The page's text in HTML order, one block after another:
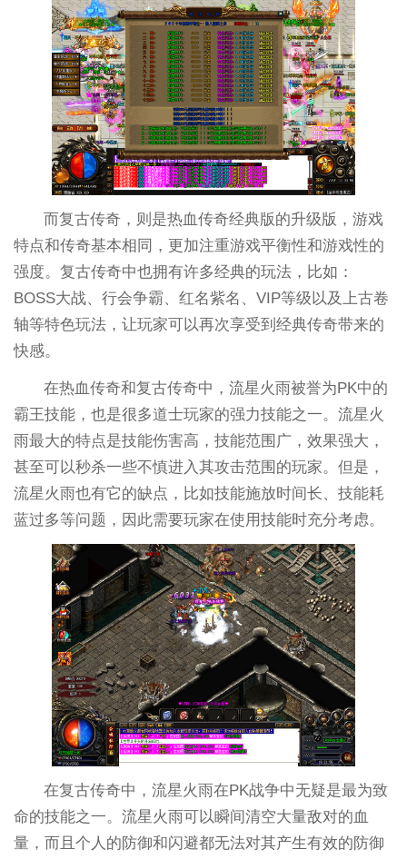
而复古传奇，则是热血传奇经典版的升级版，游戏
特点和传奇基本相同，更加注重游戏平衡性和游戏性的
强度。复古传奇中也拥有许多经典的玩法，比如：
BOSS大战、行会争霸、红名紫名、VIP等级以及上古卷
轴等特色玩法，让玩家可以再次享受到经典传奇带来的
快感。
在热血传奇和复古传奇中，流星火雨被誉为PK中的
霸王技能，也是很多道士玩家的强力技能之一。流星火
雨最大的特点是技能伤害高，技能范围广，效果强大，
甚至可以秒杀一些不慎进入其攻击范围的玩家。但是，
流星火雨也有它的缺点，比如技能施放时间长、技能耗
蓝过多等问题，因此需要玩家在使用技能时充分考虑。
在复古传奇中，流星火雨在PK战争中无疑是最为致
命的技能之一。流星火雨可以瞬间清空大量敌对的血
量，而且个人的防御和闪避都无法对其产生有效的防御